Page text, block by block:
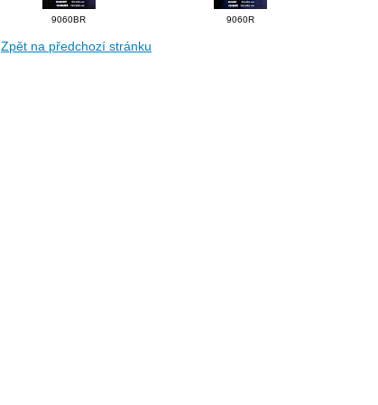
9060BR 9060R
Zpět na předchozí stránku